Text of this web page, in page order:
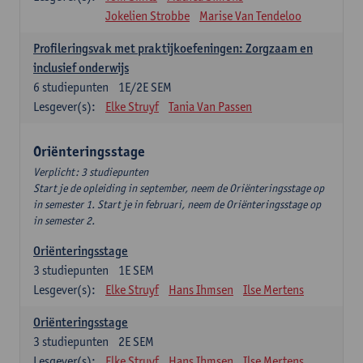
Jokelien Strobbe
Marise Van Tendeloo
Profileringsvak met praktijkoefeningen: Zorgzaam en
inclusief onderwijs
1E/2E SEM
6 studiepunten
Lesgever(s):
Elke Struyf Tania Van Passen
Oriënteringsstage
Verplicht: 3 studiepunten
Start je de opleiding in september, neem de Oriënteringsstage op
in semester 1. Start je in februari, neem de Oriënteringsstage op
in semester 2.
Oriënteringsstage
1E SEM
3 studiepunten
Lesgever(s):
Elke Struyf Hans Ihmsen Ilse Mertens
Oriënteringsstage
2E SEM
3 studiepunten